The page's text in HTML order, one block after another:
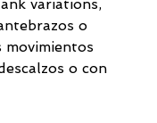
variations,
o
movimientos
o con